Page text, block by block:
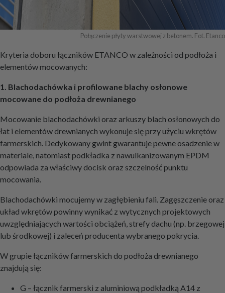
Połączenie płyty warstwowej z betonem. Fot. Etanco
Kryteria doboru łączników ETANCO w zależności od podłoża i
elementów mocowanych:
1. Blachodachówka i profilowane blachy osłonowe
mocowane do podłoża drewnianego
Mocowanie blachodachówki oraz arkuszy blach osłonowych do
łat i elementów drewnianych wykonuje się przy użyciu wkrętów
farmerskich. Dedykowany gwint gwarantuje pewne osadzenie w
materiale, natomiast podkładka z nawulkanizowanym EPDM
odpowiada za właściwy docisk oraz szczelność punktu
mocowania.
Blachodachówki mocujemy w zagłębieniu fali. Zagęszczenie oraz
układ wkrętów powinny wynikać z wytycznych projektowych
uwzględniających wartości obciążeń, strefy dachu (np. brzegowej
lub środkowej) i zaleceń producenta wybranego pokrycia.
W grupie łączników farmerskich do podłoża drewnianego
znajdują się:
G – łącznik farmerski z aluminiową podkładką A14 z